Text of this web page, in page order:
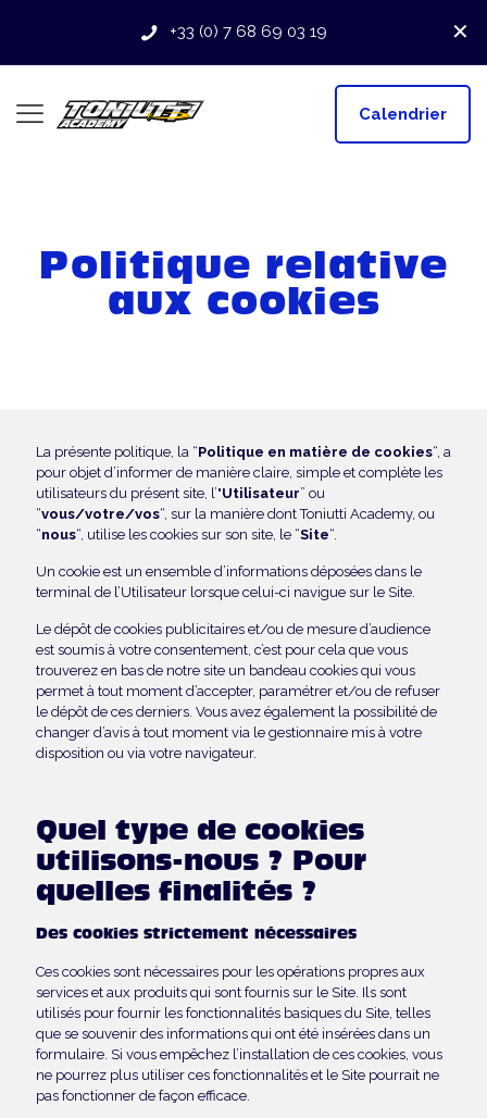
+33 (0) 7 68 69 03 19 ✕
Calendrier
Politique relative
aux cookies
La présente politique, la “Politique en matière de cookies“, a
pour objet d’informer de manière claire, simple et complète les
utilisateurs du présent site, l’"Utilisateur” ou
“vous/votre/vos“, sur la manière dont Toniutti Academy, ou
“nous“, utilise les cookies sur son site, le “Site“.
Un cookie est un ensemble d’informations déposées dans le
terminal de l’Utilisateur lorsque celui-ci navigue sur le Site.
Le dépôt de cookies publicitaires et/ou de mesure d’audience
est soumis à votre consentement, c’est pour cela que vous
trouverez en bas de notre site un bandeau cookies qui vous
permet à tout moment d’accepter, paramétrer et/ou de refuser
le dépôt de ces derniers. Vous avez également la possibilité de
changer d’avis à tout moment via le gestionnaire mis à votre
disposition ou via votre navigateur.
Quel type de cookies
utilisons-nous ? Pour
quelles finalités ?
Des cookies strictement nécessaires
Ces cookies sont nécessaires pour les opérations propres aux
services et aux produits qui sont fournis sur le Site. Ils sont
utilisés pour fournir les fonctionnalités basiques du Site, telles
que se souvenir des informations qui ont été insérées dans un
formulaire. Si vous empêchez l’installation de ces cookies, vous
ne pourrez plus utiliser ces fonctionnalités et le Site pourrait ne
pas fonctionner de façon efficace.